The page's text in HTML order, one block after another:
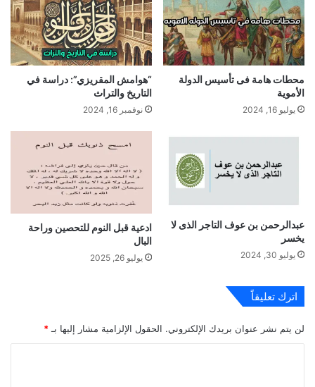
محطات هامة فى تأسيس الدولة
الأموية
يوليو 16, 2024
“هوامش المقريزي”: دراسة في
التاريخ والتراث
نوفمبر 16, 2024
عبدالرحمن بن عوف التاجر الذى لا
يخسر
يوليو 30, 2024
ادعية قبل النوم للتحصين وراحة
البال
يوليو 26, 2025
اترك تعليقاً
لن يتم نشر عنوان بريدك الإلكتروني. الحقول الإلزامية مشار إليها بـ *